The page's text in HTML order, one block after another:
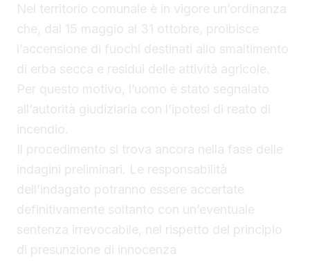
Nel territorio comunale è in vigore un’ordinanza
che, dal 15 maggio al 31 ottobre, proibisce
l’accensione di fuochi destinati allo smaltimento
di erba secca e residui delle attività agricole.
Per questo motivo, l’uomo è stato segnalato
all’autorità giudiziaria con l’ipotesi di reato di
incendio.
Il procedimento si trova ancora nella fase delle
indagini preliminari. Le responsabilità
dell’indagato potranno essere accertate
definitivamente soltanto con un’eventuale
sentenza irrevocabile, nel rispetto del principio
di presunzione di innocenza